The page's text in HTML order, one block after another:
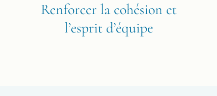
Renforcer la cohésion et
l’esprit d’équipe